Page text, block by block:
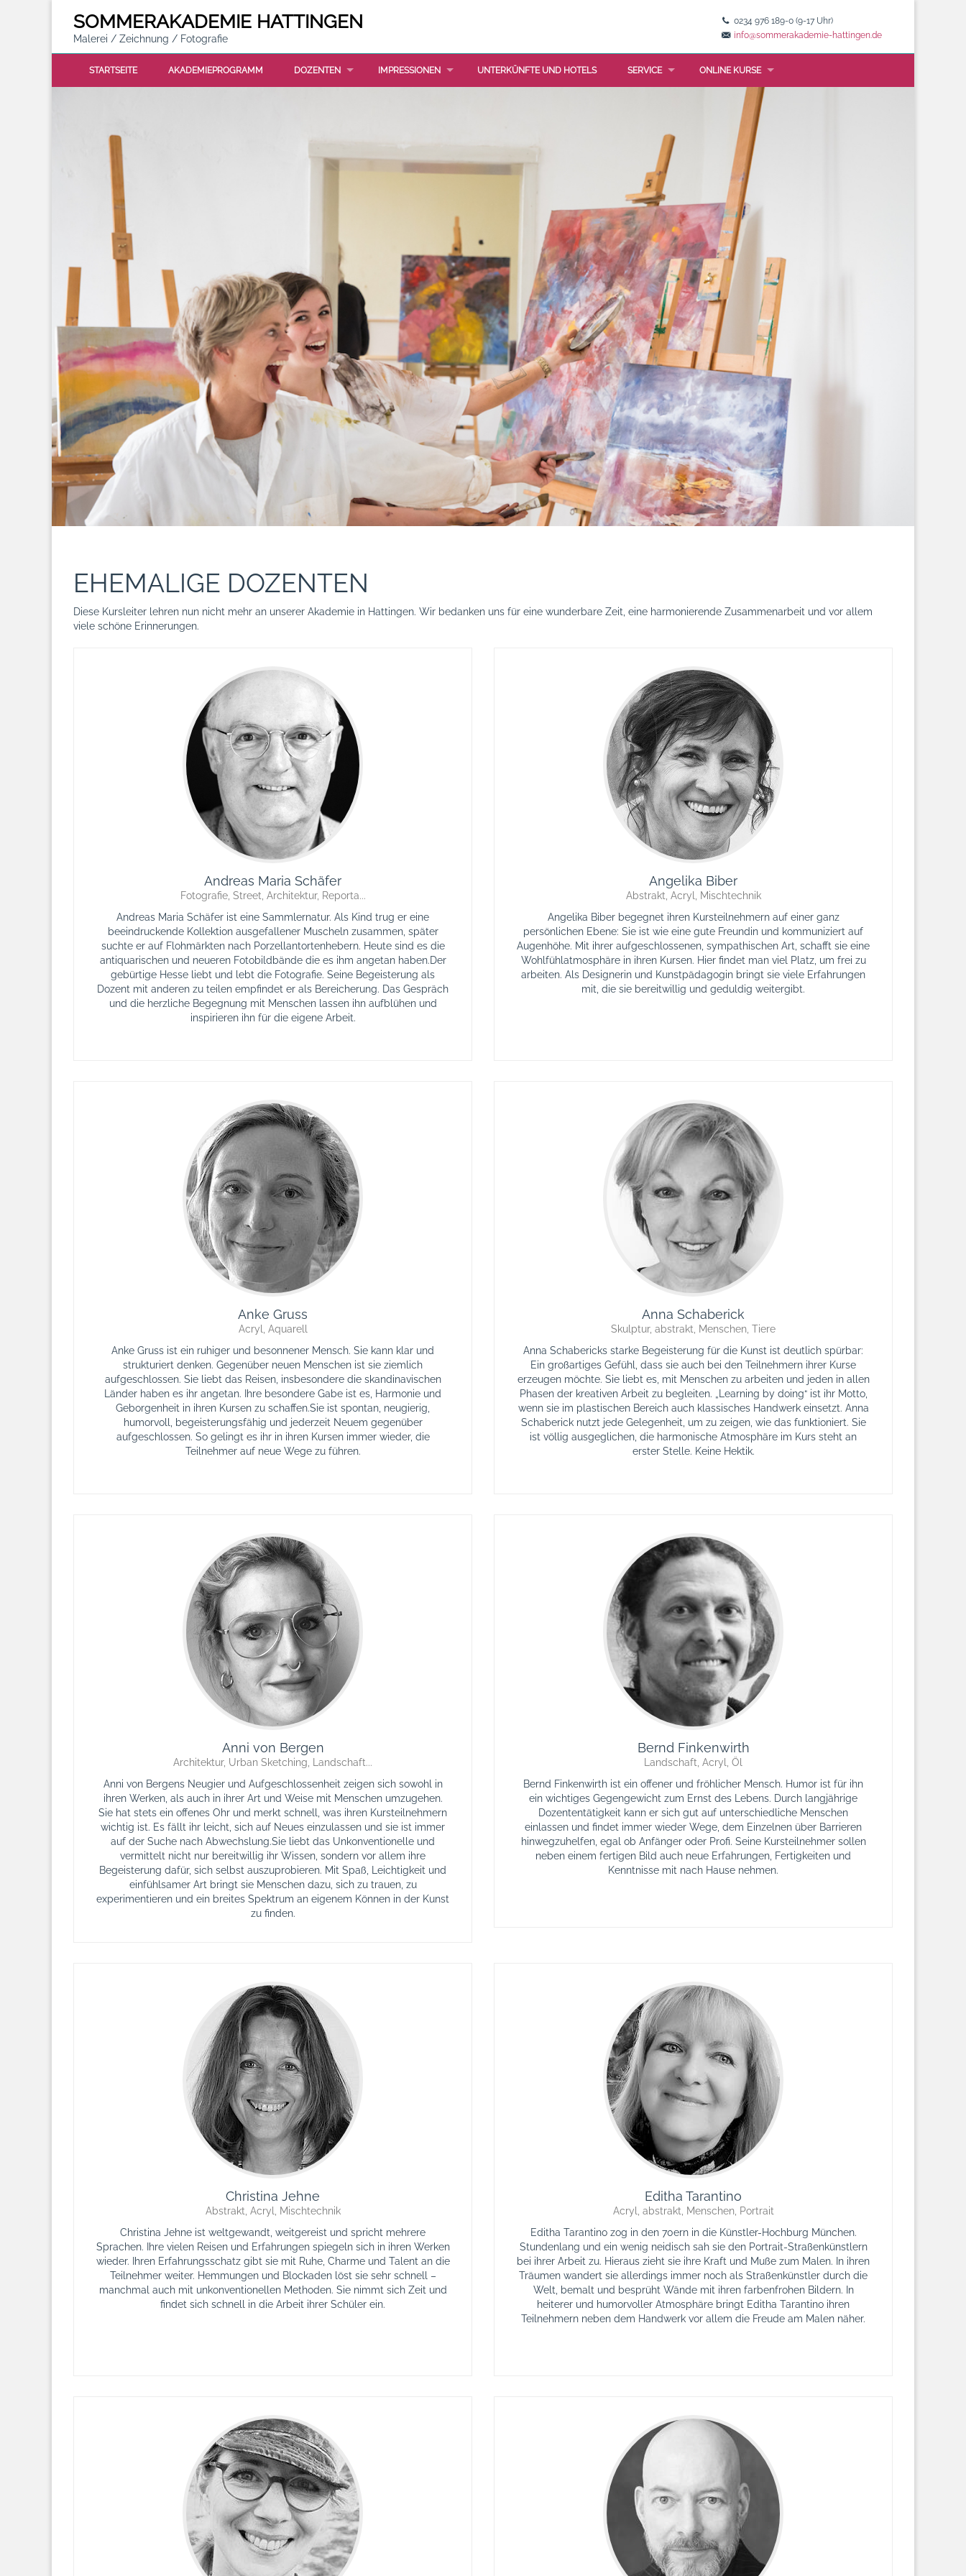
SOMMERAKADEMIE HATTINGEN
Malerei / Zeichnung / Fotografie
0234 976 189-0 (9-17 Uhr)
info@sommerakademie-hattingen.de
STARTSEITE AKADEMIEPROGRAMM DOZENTEN IMPRESSIONEN UNTERKÜNFTE UND HOTELS SERVICE ONLINE KURSE
EHEMALIGE DOZENTEN
Diese Kursleiter lehren nun nicht mehr an unserer Akademie in Hattingen. Wir bedanken uns für eine wunderbare Zeit, eine harmonierende Zusammenarbeit und vor allem
viele schöne Erinnerungen.
Andreas Maria Schäfer
Fotografie, Street, Architektur, Reporta...
Andreas Maria Schäfer ist eine Sammlernatur. Als Kind trug er eine
beeindruckende Kollektion ausgefallener Muscheln zusammen, später
suchte er auf Flohmärkten nach Porzellantortenhebern. Heute sind es die
antiquarischen und neueren Fotobildbände die es ihm angetan haben.Der
gebürtige Hesse liebt und lebt die Fotografie. Seine Begeisterung als
Dozent mit anderen zu teilen empfindet er als Bereicherung. Das Gespräch
und die herzliche Begegnung mit Menschen lassen ihn aufblühen und
inspirieren ihn für die eigene Arbeit.
Angelika Biber
Abstrakt, Acryl, Mischtechnik
Angelika Biber begegnet ihren Kursteilnehmern auf einer ganz
persönlichen Ebene: Sie ist wie eine gute Freundin und kommuniziert auf
Augenhöhe. Mit ihrer aufgeschlossenen, sympathischen Art, schafft sie eine
Wohlfühlatmosphäre in ihren Kursen. Hier findet man viel Platz, um frei zu
arbeiten. Als Designerin und Kunstpädagogin bringt sie viele Erfahrungen
mit, die sie bereitwillig und geduldig weitergibt.
Anke Gruss
Acryl, Aquarell
Anke Gruss ist ein ruhiger und besonnener Mensch. Sie kann klar und
strukturiert denken. Gegenüber neuen Menschen ist sie ziemlich
aufgeschlossen. Sie liebt das Reisen, insbesondere die skandinavischen
Länder haben es ihr angetan. Ihre besondere Gabe ist es, Harmonie und
Geborgenheit in ihren Kursen zu schaffen.Sie ist spontan, neugierig,
humorvoll, begeisterungsfähig und jederzeit Neuem gegenüber
aufgeschlossen. So gelingt es ihr in ihren Kursen immer wieder, die
Teilnehmer auf neue Wege zu führen.
Anna Schaberick
Skulptur, abstrakt, Menschen, Tiere
Anna Schabericks starke Begeisterung für die Kunst ist deutlich spürbar:
Ein großartiges Gefühl, dass sie auch bei den Teilnehmern ihrer Kurse
erzeugen möchte. Sie liebt es, mit Menschen zu arbeiten und jeden in allen
Phasen der kreativen Arbeit zu begleiten. „Learning by doing“ ist ihr Motto,
wenn sie im plastischen Bereich auch klassisches Handwerk einsetzt. Anna
Schaberick nutzt jede Gelegenheit, um zu zeigen, wie das funktioniert. Sie
ist völlig ausgeglichen, die harmonische Atmosphäre im Kurs steht an
erster Stelle. Keine Hektik.
Anni von Bergen
Architektur, Urban Sketching, Landschaft...
Anni von Bergens Neugier und Aufgeschlossenheit zeigen sich sowohl in
ihren Werken, als auch in ihrer Art und Weise mit Menschen umzugehen.
Sie hat stets ein offenes Ohr und merkt schnell, was ihren Kursteilnehmern
wichtig ist. Es fällt ihr leicht, sich auf Neues einzulassen und sie ist immer
auf der Suche nach Abwechslung.Sie liebt das Unkonventionelle und
vermittelt nicht nur bereitwillig ihr Wissen, sondern vor allem ihre
Begeisterung dafür, sich selbst auszuprobieren. Mit Spaß, Leichtigkeit und
einfühlsamer Art bringt sie Menschen dazu, sich zu trauen, zu
experimentieren und ein breites Spektrum an eigenem Können in der Kunst
zu finden.
Bernd Finkenwirth
Landschaft, Acryl, Öl
Bernd Finkenwirth ist ein offener und fröhlicher Mensch. Humor ist für ihn
ein wichtiges Gegengewicht zum Ernst des Lebens. Durch langjährige
Dozententätigkeit kann er sich gut auf unterschiedliche Menschen
einlassen und findet immer wieder Wege, dem Einzelnen über Barrieren
hinwegzuhelfen, egal ob Anfänger oder Profi. Seine Kursteilnehmer sollen
neben einem fertigen Bild auch neue Erfahrungen, Fertigkeiten und
Kenntnisse mit nach Hause nehmen.
Christina Jehne
Abstrakt, Acryl, Mischtechnik
Christina Jehne ist weltgewandt, weitgereist und spricht mehrere
Sprachen. Ihre vielen Reisen und Erfahrungen spiegeln sich in ihren Werken
wieder. Ihren Erfahrungsschatz gibt sie mit Ruhe, Charme und Talent an die
Teilnehmer weiter. Hemmungen und Blockaden löst sie sehr schnell –
manchmal auch mit unkonventionellen Methoden. Sie nimmt sich Zeit und
findet sich schnell in die Arbeit ihrer Schüler ein.
Editha Tarantino
Acryl, abstrakt, Menschen, Portrait
Editha Tarantino zog in den 70ern in die Künstler-Hochburg München.
Stundenlang und ein wenig neidisch sah sie den Portrait-Straßenkünstlern
bei ihrer Arbeit zu. Hieraus zieht sie ihre Kraft und Muße zum Malen. In ihren
Träumen wandert sie allerdings immer noch als Straßenkünstler durch die
Welt, bemalt und besprüht Wände mit ihren farbenfrohen Bildern. In
heiterer und humorvoller Atmosphäre bringt Editha Tarantino ihren
Teilnehmern neben dem Handwerk vor allem die Freude am Malen näher.